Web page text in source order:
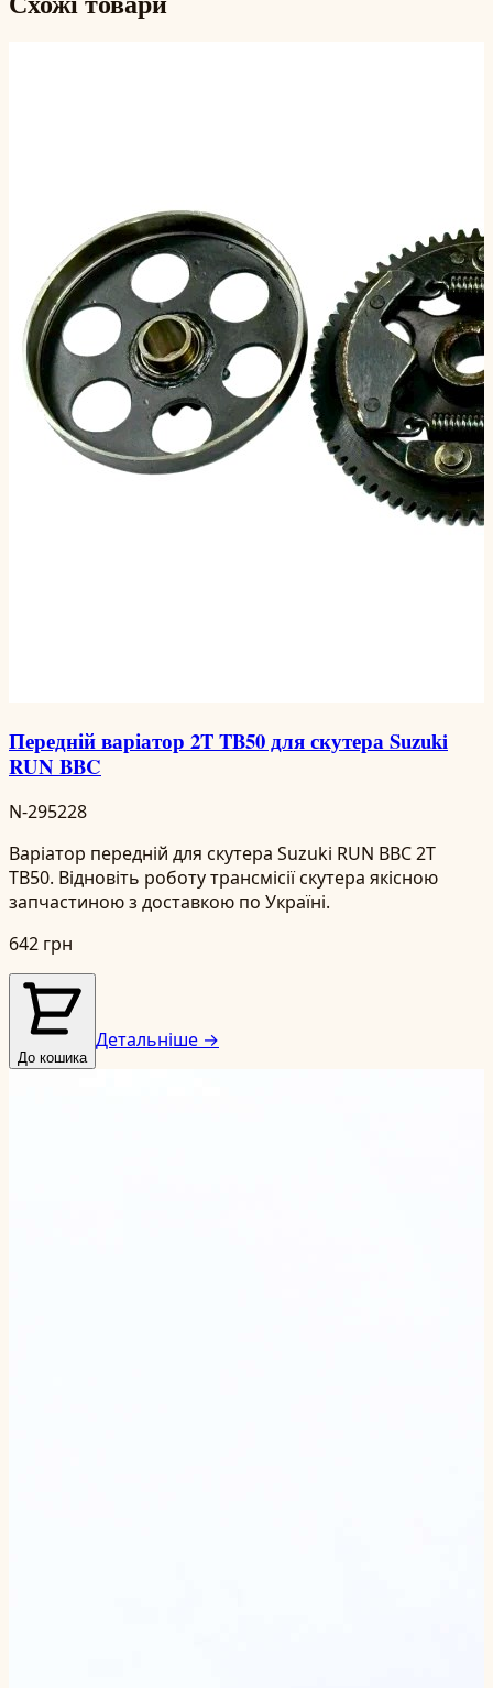
Передній варіатор 2T TB50 для скутера Suzuki
RUN BBC
N-295228
Варіатор передній для скутера Suzuki RUN BBC 2T
TB50. Відновіть роботу трансмісії скутера якісною
запчастиною з доставкою по Україні.
642 грн
До кошика
Детальніше →